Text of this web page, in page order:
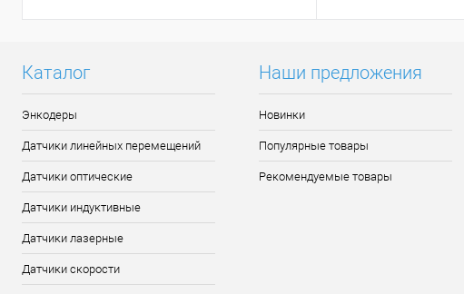
Каталог
Энкодеры
Датчики линейных перемещений
Датчики оптические
Датчики индуктивные
Датчики лазерные
Датчики скорости
Наши предложения
Новинки
Популярные товары
Рекомендуемые товары